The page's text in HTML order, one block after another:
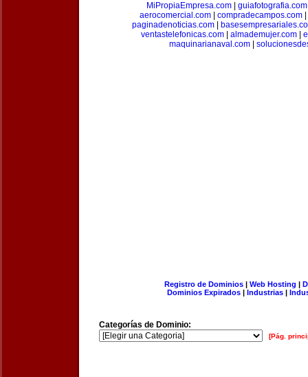
MiPropiaEmpresa.com
guiafotografia.com
aerocomercial.com| compradecampos.com|
paginadenoticias.com
ventastelefonicas.com| almademujer.com|
maquinarianaval.com|
Registro de Dominios| Web Hosting |
Dominios Expirados | Industrias |
Categorías de Dominio:
[Pág.